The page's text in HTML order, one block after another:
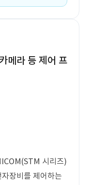
메라 등 제어 프
시리즈)
장비를 제어하는